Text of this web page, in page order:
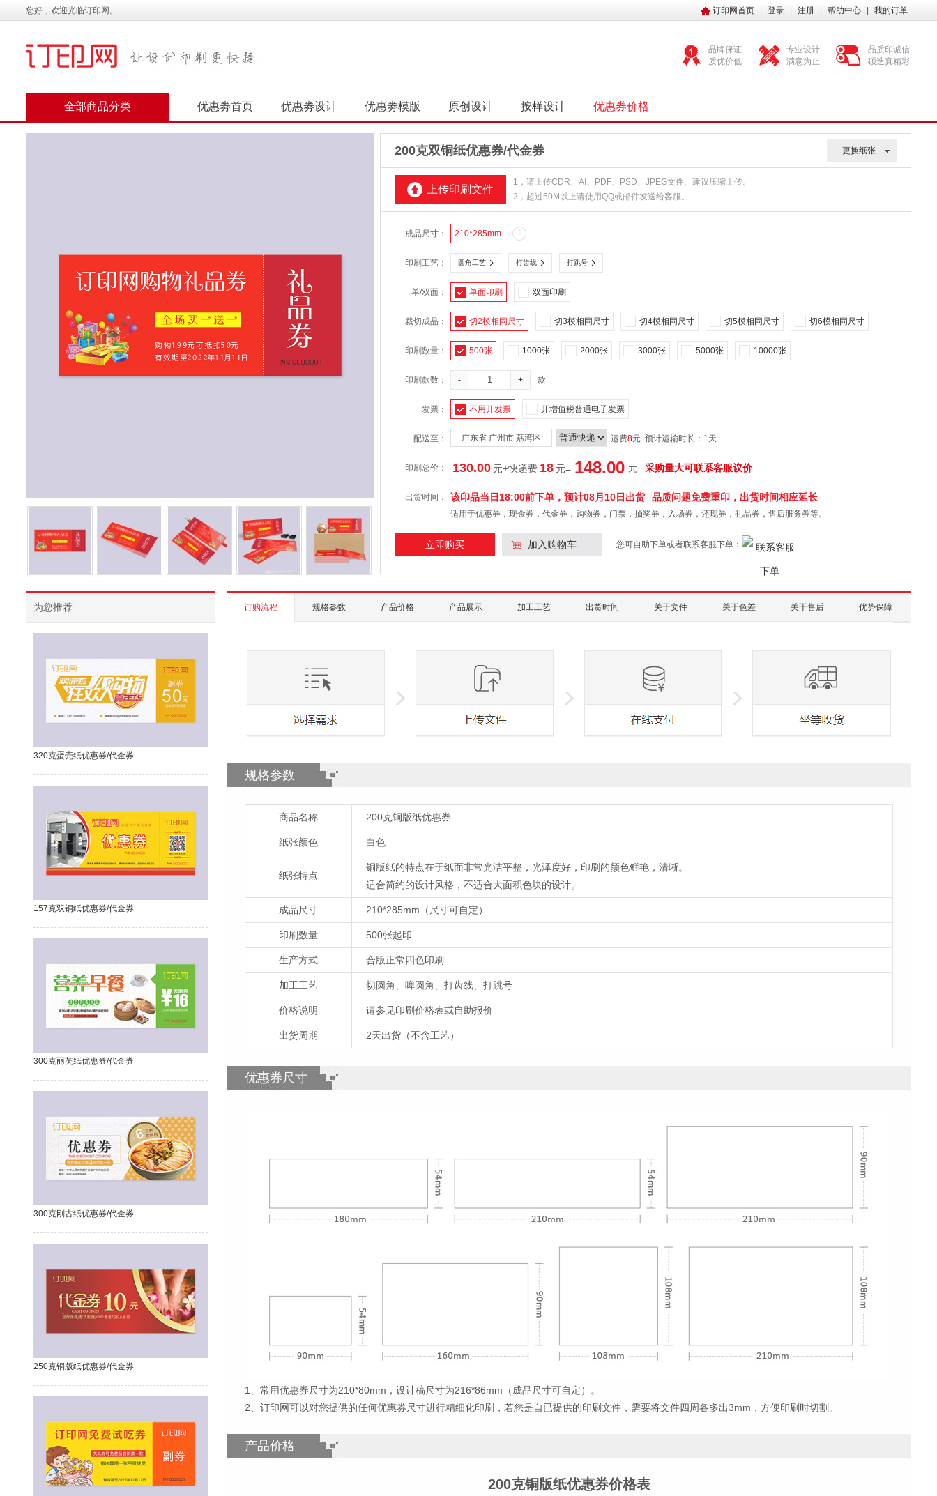
您好，欢迎光临订印网。 订印网首页 登录 注册 帮助中心 我的订单
品牌保证
质优价低
专业设计
满意为止
品质印诚信
硕造真精彩
全部商品分类 优惠劵首页 优惠劵设计 优惠劵模版 原创设计 按样设计 优惠券价格
200克双铜纸优惠券/代金券 更换纸张
上传印刷文件
1，请上传CDR、AI、PDF、PSD、JPEG文件、建议压缩上传。
2，超过50M以上请使用QQ或邮件发送给客服。
成品尺寸： 210*285mm ?
印刷工艺： 圆角工艺 打齿线 打跳号
单/双面： 单面印刷 双面印刷
裁切成品： 切2模相同尺寸 切3模相同尺寸 切4模相同尺寸 切5模相同尺寸 切6模相同尺寸
印刷数量： 500张 1000张 2000张 3000张 5000张 10000张
印刷款数： - + 款
发票： 不用开发票 开增值税普通电子发票
配送至： 广东省 广州市 荔湾区 运费8元 预计运输时长： 1天
印刷总价： 130.00 元+快递费 18 元= 148.00 元 采购量大可联系客服议价
出货时间： 该印品当日18:00前下单，预计08月10日 出货 品质问题免费重印，出货时间相应延长
适用于优惠券，现金券，代金券，购物券，门票，抽奖券，入场券，还现券，礼品券，售后服务券等。
立即购买 加入购物车 您可自助下单或者联系客服下单：
为您推荐
320克蛋壳纸优惠券/代金券
157克双铜纸优惠券/代金券
300克丽芙纸优惠券/代金券
300克刚古纸优惠券/代金券
250克铜版纸优惠券/代金券
订购流程 规格参数 产品价格 产品展示 加工工艺 出货时间 关于文件 关于色差 关于售后 优势保障
规格参数
商品名称 200克铜版纸优惠券
纸张颜色 白色
纸张特点
铜版纸的特点在于纸面非常光洁平整，光泽度好，印刷的颜色鲜艳，清晰。
适合简约的设计风格，不适合大面积色块的设计。
成品尺寸 210*285mm（尺寸可自定）
印刷数量 500张起印
生产方式 合版正常四色印刷
加工工艺 切圆角、啤圆角、打齿线、打跳号
价格说明 请参见印刷价格表或自助报价
出货周期 2天出货（不含工艺）
优惠券尺寸
1
常用优惠券尺寸为210*80mm，设计稿尺寸为216*86mm（成品尺寸可自定）。
2、订印网可以对您提供的任何优惠券尺寸进行精细化印刷，若您是自已提供的印刷文件，需要将文件四周各多出3mm，方便印刷时切割。
产品价格
200克铜版纸优惠券价格表